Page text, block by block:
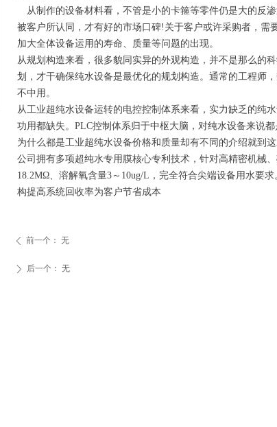
从制作的设备材料看，不管是小的卡箍等零件仍是大的反
被客户所认同，才有好的市场口碑!关于客户或许采购者，
加大全体设备运用的寿命、质量等问题的出现。
从规划构造来看，很多貌同实异的外观构造，并不是那么的
划，才干确保纯水设备是最优化的规划构造。通常的工程师
不中用。
从工业超纯水设备运转的电控控制体系来看，实力缺乏的纯
功用都缺失。PLC控制体系归于中枢大脑，对纯水设备来
为什么都是工业超纯水设备价格和质量却有不同的介绍就到
公司拥有多项超纯水专用膜核心专利技术，针对高精密机械
18.2MΩ、溶解氧含量3～10ug/L，完全符合尖端设备用水要
构提高系统回收率为客户节省成本
ꄴ 前一个： 无
ꄲ 后一个： 无